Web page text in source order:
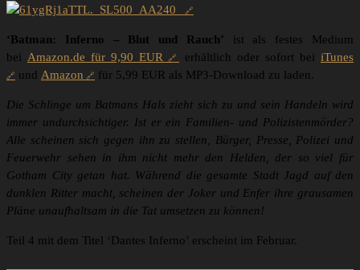
‘Batman: Inferno – Blut und Rauch’ ist als festes Medium
bei Amazon.de für 9,90 EUR erhältlich oder sofort bei iTunes
und Amazon für 5,99 EUR als MP3-Download zu laden.
Die Schlinge um Batmans Hals zieht sich zu und sein Handeln wird
immer undurchsichtiger. Ist er ein Familien- und Polizistenmörder?
Alle scheinen sich gegen ihn zu stellen, Bürger, Presse, Polizei und
Feuerwehr sehen in ihm nicht mehr den Helden, der so viel für
Gotham City getan hat. Während die gesamte Stadt Jagd auf den
dunklen Ritter macht, scheinen der Joker und Enfer ihre grausamen
Pläne unaufhaltsam in die Tat umsetzen zu können!
Teil 4 mit dem Titel ‘Dantes Inferno’ erscheint im Februar.